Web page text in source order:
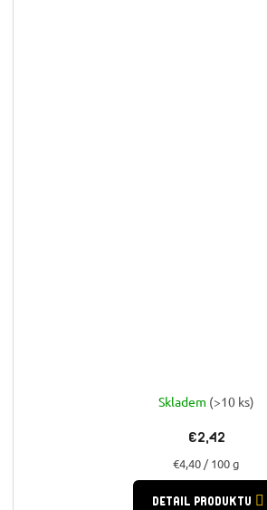
Skladem (>10 ks)
€2,42
Jednotková
cena:
€4,40 / 100 g
DETAIL PRODUKTU